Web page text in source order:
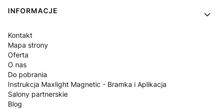
INFORMACJE
Kontakt
Mapa strony
Oferta
O nas
Do pobrania
Instrukcja Maxlight Magnetic - Bramka i Aplikacja
Salony partnerskie
Blog